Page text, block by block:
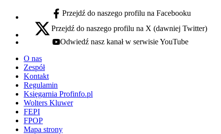
facebook - otwiera się w nowej karcie
Przejdź do naszego profilu na Facebooku
x - otwiera się w nowej karcie
Przejdź do naszego profilu na X (dawniej Twitter)
youtube - otwiera się w nowej karcie
Odwiedź nasz kanał w serwisie YouTube
O nas
Zespół
Kontakt
Regulamin
Księgarnia Profinfo.pl
Wolters Kluwer
FEPI
FPOP
Mapa strony